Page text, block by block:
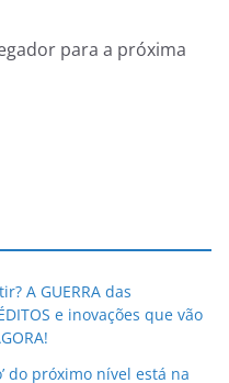
para a próxima
A GUERRA das
e inovações que vão
do próximo nível está na